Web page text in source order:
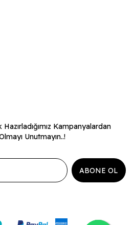
Kampanyalardan
Unutmayın..!
ABONE OL